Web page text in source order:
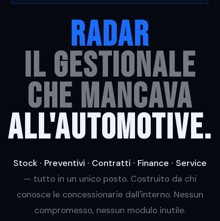
RadaR
il gestionale
che mancava
all'automotive.
Stock · Preventivi · Contratti · Finance · Service
— tutto in un unico posto. Costruito da chi
conosce le concessionarie dall'interno. Nessun
compromesso, nessun modulo inutile.